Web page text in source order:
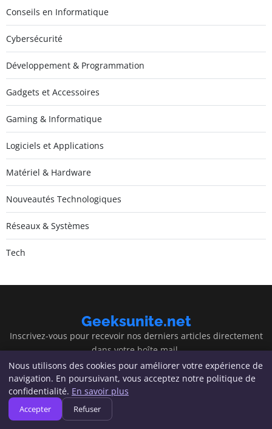
Conseils en Informatique
Cybersécurité
Développement & Programmation
Gadgets et Accessoires
Gaming & Informatique
Logiciels et Applications
Matériel & Hardware
Nouveautés Technologiques
Réseaux & Systèmes
Tech
Geeksunite.net
Inscrivez-vous pour recevoir nos derniers articles directement
dans votre boîte mail.
S'inscrire
Nous utilisons des cookies pour améliorer votre expérience de
navigation. En poursuivant, vous acceptez notre politique de
confidentialité. En savoir plus
Accepter Refuser